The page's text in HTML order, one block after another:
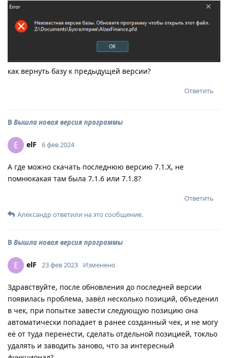
как вернуть базу к предыдущей версии?
Ответить
В Вышла новая версия программы
E elF 6 фев 2024
А где можно скачать последнюю версию 7.1.X, не
помнюкакая там была 7.1.6 или 7.1.8?
Ответить
Александрответили на это сообщение.
В Вышла новая версия программы
E elF 23 фев 2023 Изменено
Здравствуйте, после обновления до последней версии
появилась проблема, завёл несколько позиций, объеденил
в чек, при попытке завести следующую позицию она
автоматически попадает в ранее созданный чек, и не могу
её от туда перенести, сделать отдельной позицией, токльо
удалять и заводить заново, что за интересный